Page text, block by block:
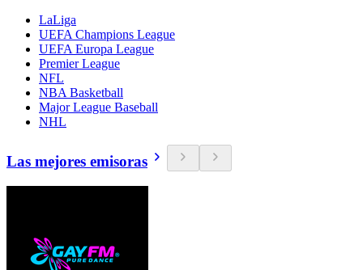
LaLiga
UEFA Champions League
UEFA Europa League
Premier League
NFL
NBA Basketball
Major League Baseball
NHL
Las mejores emisoras